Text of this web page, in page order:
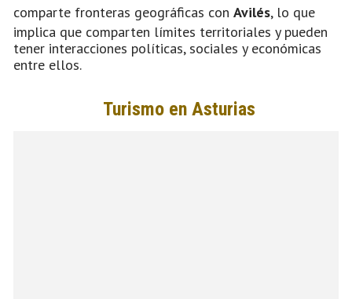
comparte fronteras geográficas con Avilés, lo que
implica que comparten límites territoriales y pueden
tener interacciones políticas, sociales y económicas
entre ellos.